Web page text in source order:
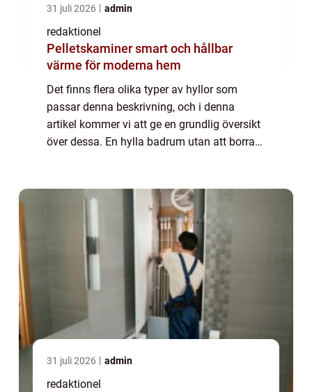
31 juli 2026 admin
redaktionel
Pelletskaminer smart och hållbar
värme för moderna hem
Det finns flera olika typer av hyllor som
passar denna beskrivning, och i denna
artikel kommer vi att ge en grundlig översikt
över dessa. En hylla badrum utan att borra
31 juli 2026 admin
redaktionel